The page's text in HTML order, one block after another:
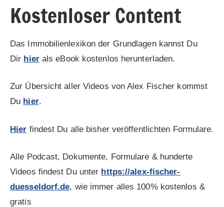
Kostenloser Content
Das Immobilienlexikon der Grundlagen kannst Du
Dir hierals eBook kostenlos herunterladen.
Zur Übersicht aller Videos von Alex Fischer kommst
Du hier.
Hier findest Du alle bisher veröffentlichten Formulare.
Alle Podcast, Dokumente, Formulare & hunderte
Videos findest Du unter https://alex-fischer-
duesseldorf.de, wie immer alles 100% kostenlos &
gratis